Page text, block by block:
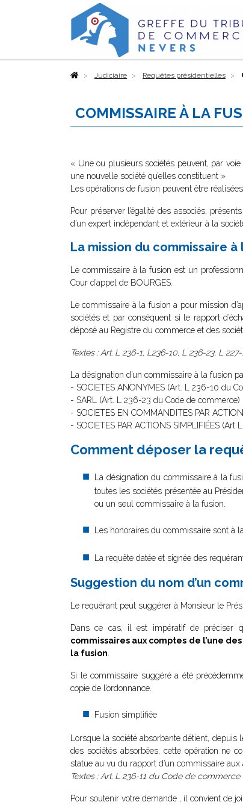
AccueilJudiciaire Requêtes présidentielles
COMMISSAIRE À LA
« Une ou plusieurs sociétés peuvent, par
une nouvelle société qu’elles constituent »
Les opérations de fusion peuvent être
Pour préserver l’égalité des associés,
d’un expert indépendant et extérieur à la
La mission du commissaire à
Le commissaire à la fusion est un
Cour d’appel de BOURGES.
Le commissaire à la fusion a pour mission
sociétés et par conséquent si le rapport
déposé au Registre du commerce et des
Textes : Art. L 236-1, L236-10, L 236-23, L
La désignation d’un commissaire à la fusion
- SOCIETES ANONYMES (Art. L 236-10 du
- SARL (Art. L 236-23 du Code de commerce)
- SOCIETES EN COMMANDITES PAR
- SOCIETES PAR ACTIONS SIMPLIFIÉES (Art
Comment déposer la
La désignation du commissaire à la
toutes les sociétés présentée au
ou un seul commissaire à la fusion.
Les honoraires du commissaire sont à
La requête datée et signée des
Suggestion du nom d’un
Le requérant peut suggérer à Monsieur le
Dans ce cas, il est impératif de préciser
commissaires aux comptes de l’une
la fusion
Si le commissaire suggéré a été
copie de l’ordonnance.
Fusion simplifiée
Lorsque la société absorbante détient,
des sociétés absorbées, cette opération ne
statue au vu du rapport d’un commissaire aux
Textes : Art. L 236-11 du Code de commerce
Pour soutenir votre demande , il convient de